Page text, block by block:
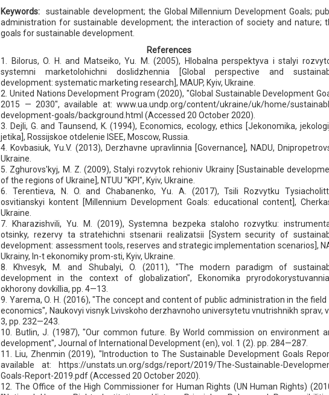
Keywords:
sustainable development; the Global Millennium Development Goals;
administration for sustainable development; the interaction of society and nature;
goals for sustainable development.
References
1. Bilorus, O. H. and Matseiko, Yu. M. (2005), Hlobalna perspektyva i stalyi
systemni marketolohichni doslidzhennia [Global perspective and
development: systematic marketing research], MAUP, Kyiv, Ukraine.
2. United Nations Development Program (2020), "Global Sustainable Development
2015 — 2030", available at: www.ua.undp.org/content/ukraine/uk/home/
development-goals/background.html (Accessed 20 October 2020).
3. Dejli, G. and Taunsend, K. (1994), Economics, ecology, ethics [Jekonomika,
jetika], Rossijskoe otdelenie ISEE, Moscow, Russia.
4. Kovbasiuk, Yu.V. (2013), Derzhavne upravlinnia [Governance], NADU,
Ukraine.
5. Zghurovs'kyj, M. Z. (2009), Stalyi rozvytok rehioniv Ukrainy [Sustainable
of the regions of Ukraine], NTUU "KPI", Kyiv, Ukraine.
6. Terentieva, N. O. and Chabanenko, Yu. A. (2017), Tsili Rozvytku
osvitianskyi kontent [Millennium Development Goals: educational content],
Ukraine.
7. Kharazishvili, Yu. M. (2019), Systemna bezpeka staloho rozvytku:
otsinky, rezervy ta stratehichni stsenarii realizatsii [System security of
development: assessment tools, reserves and strategic implementation scenarios],
Ukrainy, In-t ekonomiky prom-sti, Kyiv, Ukraine.
8. Khvesyk, M. and Shubalyi, O. (2011), "The modern paradigm of
development in the context of globalization", Ekonomika
okhorony dovkillia, pp. 4—13.
9. Yarema, O. H. (2016), "The concept and content of public administration in the
economics", Naukovyi visnyk Lvivskoho derzhavnoho universytetu vnutrishnikh sprav,
3, pp. 232—243.
10. Butlin, J. (1987), "Our common future. By World commission on environment
development", Journal of International Development (en), vol. 1 (2). pp. 284—287.
11. Liu, Zhenmin (2019), "Introduction to The Sustainable Development Goals
available at: https://unstats.un.org/sdgs/report/2019/The-Sustainable-
Goals-Report-2019.pdf (Accessed 20 October 2020).
12. The Office of the High Commissioner for Human Rights (UN Human Rights)